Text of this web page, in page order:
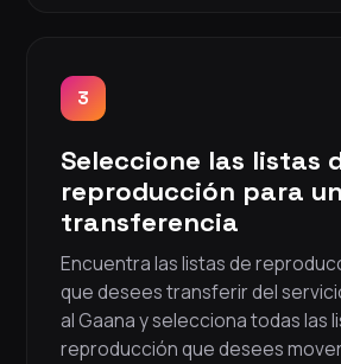
3
Seleccione las listas
reproducción para
transferencia
Encuentra las listas de
que desees transferir del
al Gaana y selecciona todas las
reproducción que desees